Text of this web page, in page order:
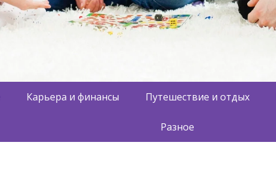
Карьера и финансы Путешествие и отдых
Разное